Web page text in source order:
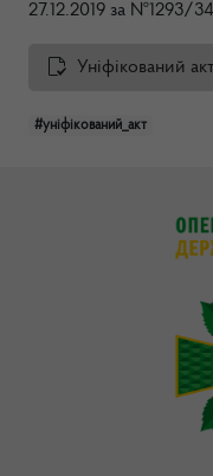
27.12.2019 за №1293/
Уніфікований
#уніфікований_акт